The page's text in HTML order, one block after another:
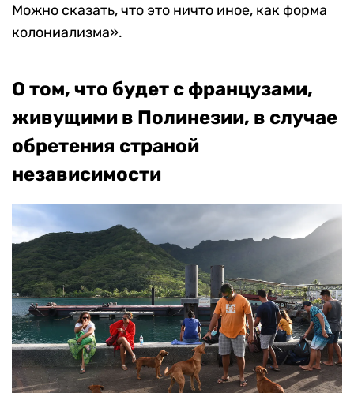
Можно сказать, что это ничто иное, как форма
колониализма».
О том, что будет с французами,
живущими в Полинезии, в случае
обретения страной
независимости